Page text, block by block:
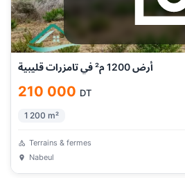
أرض 1200 م² في تامزرات قليبية
210 000 DT
1 200 m²
Terrains & fermes
Nabeul